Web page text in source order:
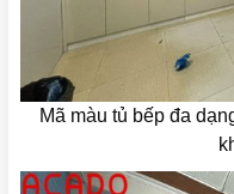
Mã màu tủ bếp đa